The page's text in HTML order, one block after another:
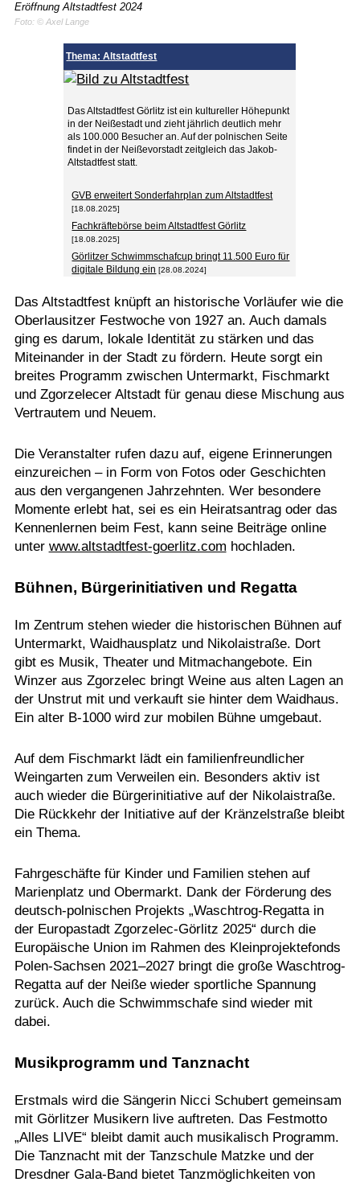
Eröffnung Altstadtfest 2024
Foto: © Axel Lange
Thema: Altstadtfest
Das Altstadtfest Görlitz ist ein kultureller Höhepunkt
in der Neißestadt und zieht jährlich deutlich mehr
als 100.000 Besucher an. Auf der polnischen Seite
findet in der Neißevorstadt zeitgleich das Jakob-
Altstadtfest statt.
GVB erweitert Sonderfahrplan zum Altstadtfest
[18.08.2025]
Fachkräftebörse beim Altstadtfest Görlitz
[18.08.2025]
Görlitzer Schwimmschafcup bringt 11.500 Euro für
digitale Bildung ein [28.08.2024]
Das Altstadtfest knüpft an historische Vorläufer wie die
Oberlausitzer Festwoche von 1927 an. Auch damals
ging es darum, lokale Identität zu stärken und das
Miteinander in der Stadt zu fördern. Heute sorgt ein
breites Programm zwischen Untermarkt, Fischmarkt
und Zgorzelecer Altstadt für genau diese Mischung aus
Vertrautem und Neuem.
Die Veranstalter rufen dazu auf, eigene Erinnerungen
einzureichen – in Form von Fotos oder Geschichten
aus den vergangenen Jahrzehnten. Wer besondere
Momente erlebt hat, sei es ein Heiratsantrag oder das
Kennenlernen beim Fest, kann seine Beiträge online
unter www.altstadtfest-goerlitz.com hochladen.
Bühnen, Bürgerinitiativen und Regatta
Im Zentrum stehen wieder die historischen Bühnen auf
Untermarkt, Waidhausplatz und Nikolaistraße. Dort
gibt es Musik, Theater und Mitmachangebote. Ein
Winzer aus Zgorzelec bringt Weine aus alten Lagen an
der Unstrut mit und verkauft sie hinter dem Waidhaus.
Ein alter B-1000 wird zur mobilen Bühne umgebaut.
Auf dem Fischmarkt lädt ein familienfreundlicher
Weingarten zum Verweilen ein. Besonders aktiv ist
auch wieder die Bürgerinitiative auf der Nikolaistraße.
Die Rückkehr der Initiative auf der Kränzelstraße bleibt
ein Thema.
Fahrgeschäfte für Kinder und Familien stehen auf
Marienplatz und Obermarkt. Dank der Förderung des
deutsch-polnischen Projekts „Waschtrog-Regatta in
der Europastadt Zgorzelec-Görlitz 2025“ durch die
Europäische Union im Rahmen des Kleinprojektefonds
Polen-Sachsen 2021–2027 bringt die große Waschtrog-
Regatta auf der Neiße wieder sportliche Spannung
zurück. Auch die Schwimmschafe sind wieder mit
dabei.
Musikprogramm und Tanznacht
Erstmals wird die Sängerin Nicci Schubert gemeinsam
mit Görlitzer Musikern live auftreten. Das Festmotto
„Alles LIVE“ bleibt damit auch musikalisch Programm.
Die Tanznacht mit der Tanzschule Matzke und der
Dresdner Gala-Band bietet Tanzmöglichkeiten von